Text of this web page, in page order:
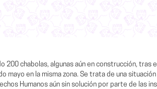
200 chabolas, algunas aún en construcción, tras
mayo en la misma zona. Se trata de una
Humanos aún sin solución por parte de las